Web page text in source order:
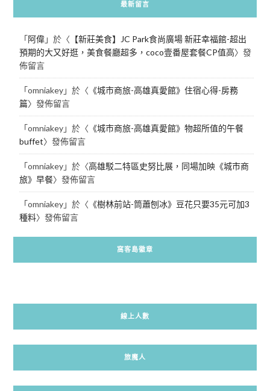
最新留言
「阿偉」於〈 【新莊美食】JC Park食尚廣場 新莊幸福館-超出
預期的大又好逛，美食餐廳超多，coco壹番屋套餐CP值高〉發
佈留言
「omniakey」於〈 《城市商旅-高雄真愛館》住宿心得-房務
篇〉發佈留言
「omniakey」於〈 《城市商旅-高雄真愛館》物超所值的午餐
buffet〉發佈留言
「omniakey」於〈高雄駁二特區史努比展，同場加映《城市商
旅》早餐〉發佈留言
「omniakey」於〈 《樹林前站-筒蕭刨冰》豆花只要35元可加3
種料〉發佈留言
窩客島徽章
線上人數
旅魔人